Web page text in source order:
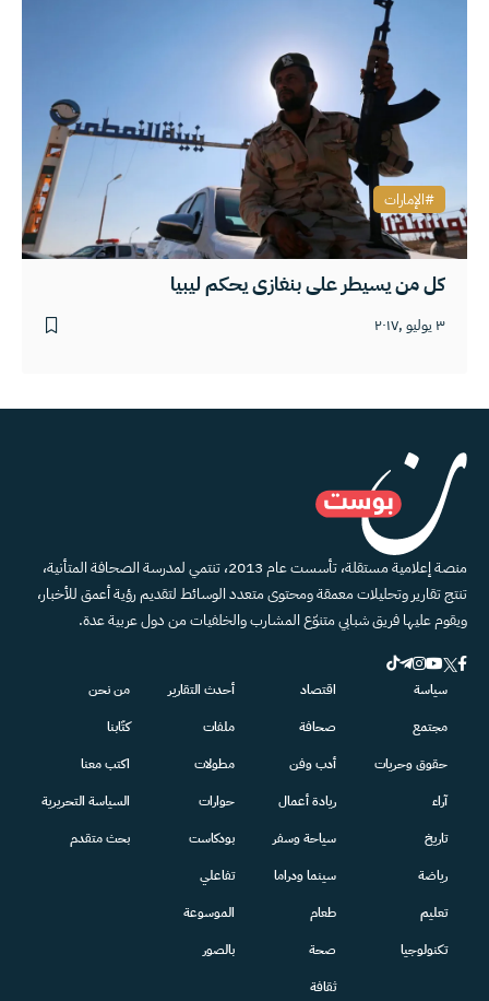
كل من يسيطر على بنغازي يحكم ليبيا
٣ يوليو ,٢٠١٧
الإمارات
منصة إعلامية مستقلة، تأسست عام 2013، تنتمي لمدرسة الصحافة المتأنية،
تنتج تقارير وتحليلات معمقة ومحتوى متعدد الوسائط لتقديم رؤية أعمق للأخبار،
ويقوم عليها فريق شبابي متنوّع المشارب والخلفيات من دول عربية عدة.
سياسة
مجتمع
حقوق وحريات
آراء
تاريخ
رياضة
تعليم
تكنولوجيا
اقتصاد
صحافة
أدب وفن
ريادة أعمال
سياحة وسفر
سينما ودراما
طعام
صحة
ثقافة
أحدث التقارير
ملفات
مطولات
حوارات
بودكاست
تفاعلي
الموسوعة
بالصور
من نحن
كتّابنا
اكتب معنا
السياسة التحريرية
بحث متقدم